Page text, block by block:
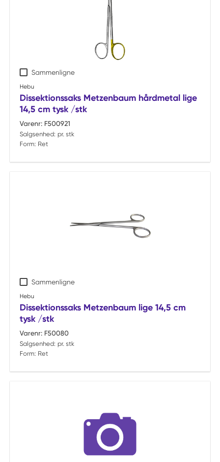
Sammenligne
Hebu
Dissektionssaks Metzenbaum hårdmetal lige
14,5 cm tysk /stk
Varenr: F500921
Salgsenhed: pr. stk
Form: Ret
Sammenligne
Hebu
Dissektionssaks Metzenbaum lige 14,5 cm
tysk /stk
Varenr: F50080
Salgsenhed: pr. stk
Form: Ret